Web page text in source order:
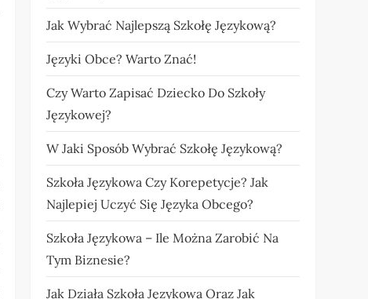
Jak Wybrać Najlepszą Szkołę Językową?
Języki Obce? Warto Znać!
Czy Warto Zapisać Dziecko Do Szkoły
Językowej?
W Jaki Sposób Wybrać Szkołę Językową?
Szkoła Językowa Czy Korepetycje? Jak
Najlepiej Uczyć Się Języka Obcego?
Szkoła Językowa – Ile Można Zarobić Na
Tym Biznesie?
Jak Działa Szkoła Językowa Oraz Jak